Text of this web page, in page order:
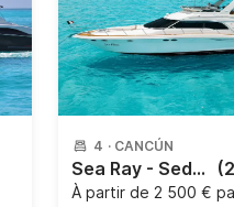
4 · CANCÚN
Sea Ray - Sedan Bridge 52´
À partir de 2 500 €